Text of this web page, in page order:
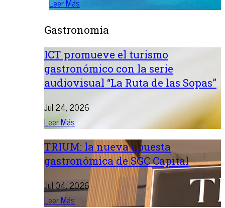
Gastronomía
ICT promueve el turismo
gastronómico con la serie
audiovisual “La Ruta de las Sopas”
Jul 24, 2026
Leer Más
TRIUM: la nueva apuesta
gastronómica de SGC Capital
Jul 04, 2026
Leer Más